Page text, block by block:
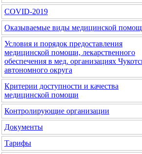
COVID-2019
Оказываемые виды медицинской
Условия и порядок предоставления
медицинской помощи, лекарственного
обеспечения в мед. организациях
автономного округа
Критерии доступности и качества
медицинской помощи
Контролирующие организации
Документы
Тарифы